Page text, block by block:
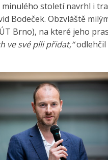
minulého století navrhl i
Bodeček. Obzvláště
Brno), na které jeho
ve své píli přidat,“odlehčil